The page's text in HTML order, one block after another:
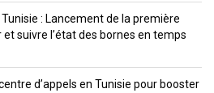
: Lancement de la première
suivre l’état des bornes en temps
d’appels en Tunisie pour booster